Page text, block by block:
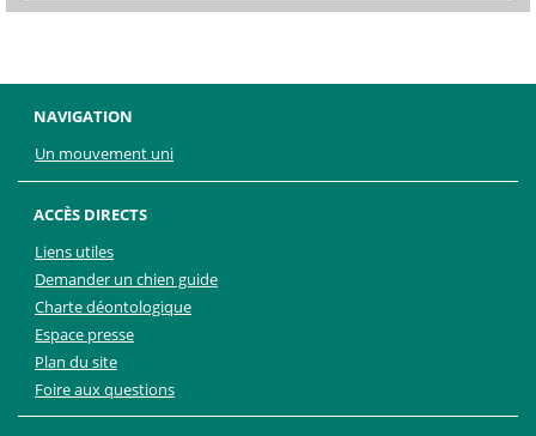
NAVIGATION
Un mouvement uni
ACCÈS DIRECTS
Liens utiles
Demander un chien guide
Charte déontologique
Espace presse
Plan du site
Foire aux questions